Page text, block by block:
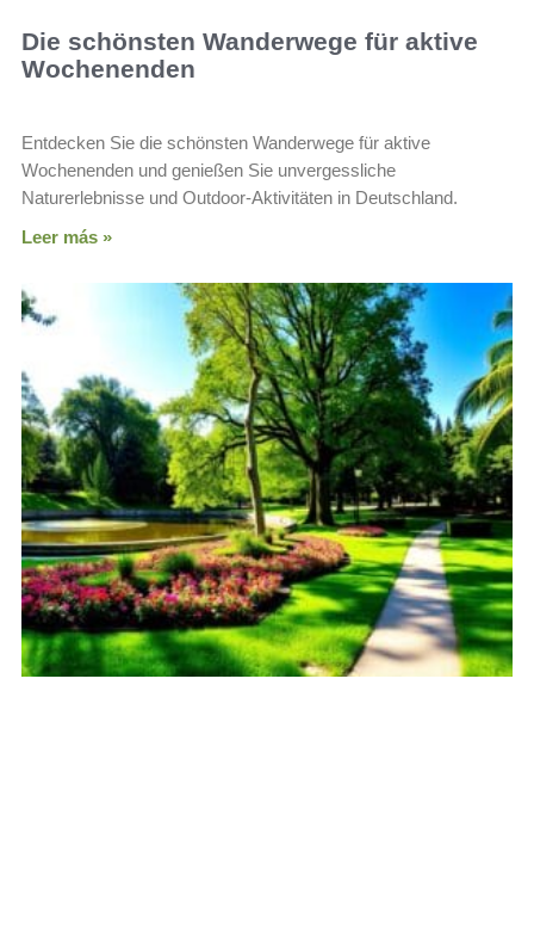
Die schönsten Wanderwege für aktive
Wochenenden
Entdecken Sie die schönsten Wanderwege für aktive
Wochenenden und genießen Sie unvergessliche
Naturerlebnisse und Outdoor-Aktivitäten in Deutschland.
Leer más »